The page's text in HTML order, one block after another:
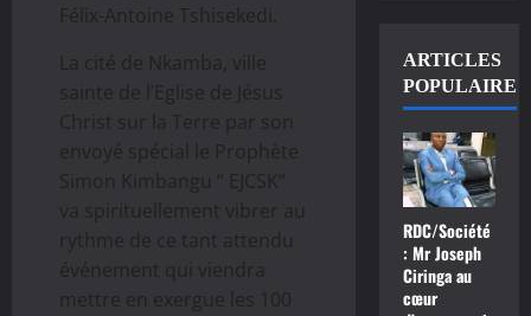
Félix-Antoine Tshisekedi.
La cité de Nkamba, ville
sainte de l’Eglise de Jésus
Christ sur la Terre par son
envoyé spécial le Prophète
Simon Kimbangu “ EJCSK”
va spirituellement vibrer au
rythme de ce tant attendu
événement qui viendra
mettre en exergue les 100
ARTICLES
POPULAIRE
RDC/Société
: Mr Joseph
Ciringa au
cœur